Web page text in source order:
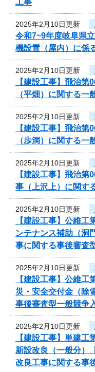
2025年2月10日更新
令和7~9年度岐阜県
機設置（屋内）に係
2025年2月10日更新
【建設工事】飛治
（平畑）に関する一
2025年2月10日更新
【建設工事】飛治
（歩洞）に関する一
2025年2月10日更新
【建設工事】飛治
事（上沢上）に関す
2025年2月10日更新
【建設工事】公維
ンテナンス補助（洞
事に関する事後審査
2025年2月10日更新
【建設工事】公維
災・安全交付金（除
事後審査型一般競争
2025年2月10日更新
【建設工事】単建
新設改良（一般分
改良工事に関する事